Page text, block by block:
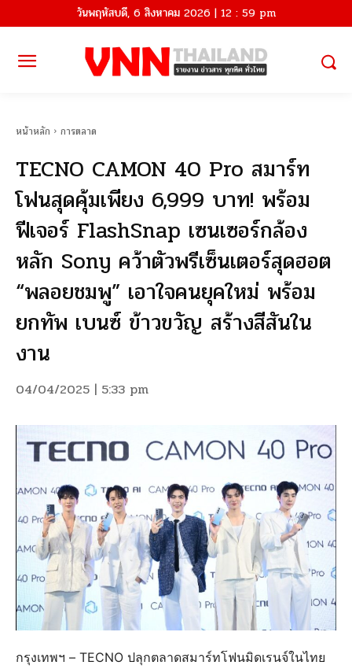
วันพฤหัสบดี, 6 สิงหาคม 2026 | 12 : 59 pm
หน้าหลัก การตลาด
TECNO CAMON 40 Pro สมาร์ท
โฟนสุดคุ้มเพียง 6,999 บาท! พร้อม
ฟีเจอร์ FlashSnap เซนเซอร์กล้อง
หลัก Sony คว้าตัวพรีเซ็นเตอร์สุดฮอต
“พลอยชมพู” เอาใจคนยุคใหม่ พร้อม
ยกทัพ เบนซ์ ข้าวขวัญ สร้างสีสันใน
งาน
04/04/2025 | 5:33 pm
กรุงเทพฯ – TECNO ปลุกตลาดสมาร์ทโฟนมิดเรนจ์ในไทย